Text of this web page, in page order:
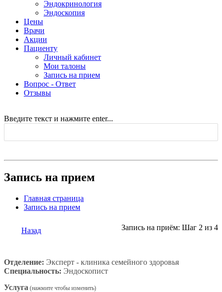
Эндокринология
Эндоскопия
Цены
Врачи
Акции
Пациенту
Личный кабинет
Мои талоны
Запись на прием
Вопрос - Ответ
Отзывы
Введите текст и нажмите enter...
Запись на прием
Главная страница
Запись на прием
Назад Запись на приём: Шаг 2 из 4
Отделение: Эксперт - клиника семейного здоровья
Специальность: Эндоскопист
Услуга